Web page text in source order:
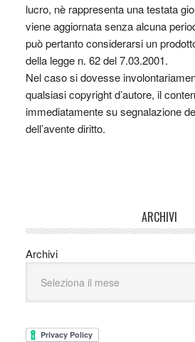
lucro, nè rappresenta una testata
viene aggiornata senza alcuna
può pertanto considerarsi un
della legge n. 62 del 7.03.2001.
Nel caso si dovesse
qualsiasi copyright d’autore, il
immediatamente su segnalazione
dell’avente diritto.
ARCHIVI
Archivi